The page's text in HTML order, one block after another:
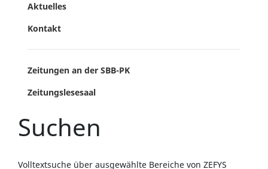
Aktuelles
Kontakt
Zeitungen an der SBB-PK
Zeitungslesesaal
Suchen
Volltextsuche über ausgewählte Bereiche von ZEFYS